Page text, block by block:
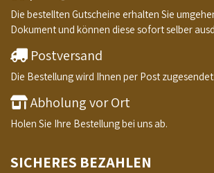
Die bestellten Gutscheine erhalten Sie
Dokument und können diese sofort selber
Postversand
Die Bestellung wird Ihnen per Post zugesendet.
Abholung vor Ort
Holen Sie Ihre Bestellung bei uns ab.
SICHERES BEZAHLEN